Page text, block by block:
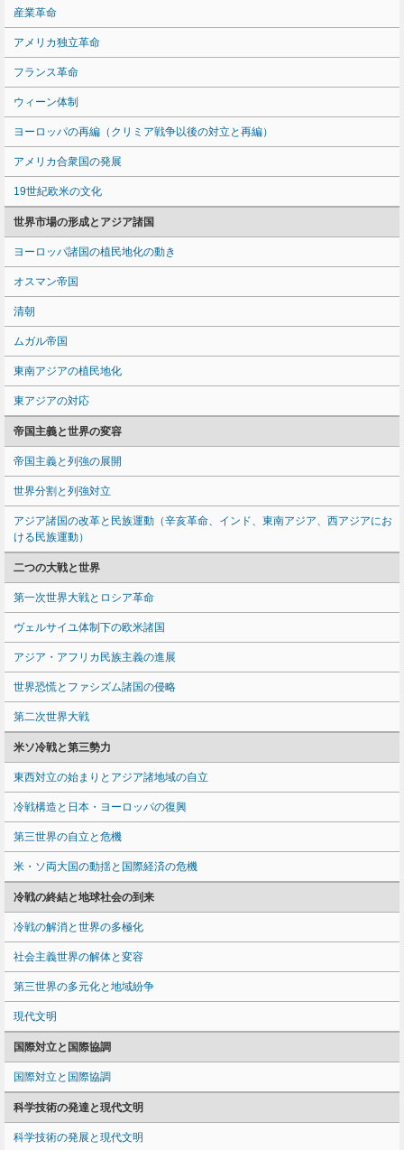
産業革命
アメリカ独立革命
フランス革命
ウィーン体制
ヨーロッパの再編（クリミア戦争以後の対立と再編）
アメリカ合衆国の発展
19世紀欧米の文化
世界市場の形成とアジア諸国
ヨーロッパ諸国の植民地化の動き
オスマン帝国
清朝
ムガル帝国
東南アジアの植民地化
東アジアの対応
帝国主義と世界の変容
帝国主義と列強の展開
世界分割と列強対立
アジア諸国の改革と民族運動（辛亥革命、インド、東南アジア、西アジアにお
ける民族運動）
二つの大戦と世界
第一次世界大戦とロシア革命
ヴェルサイユ体制下の欧米諸国
アジア・アフリカ民族主義の進展
世界恐慌とファシズム諸国の侵略
第二次世界大戦
米ソ冷戦と第三勢力
東西対立の始まりとアジア諸地域の自立
冷戦構造と日本・ヨーロッパの復興
第三世界の自立と危機
米・ソ両大国の動揺と国際経済の危機
冷戦の終結と地球社会の到来
冷戦の解消と世界の多極化
社会主義世界の解体と変容
第三世界の多元化と地域紛争
現代文明
国際対立と国際協調
国際対立と国際協調
科学技術の発達と現代文明
科学技術の発展と現代文明